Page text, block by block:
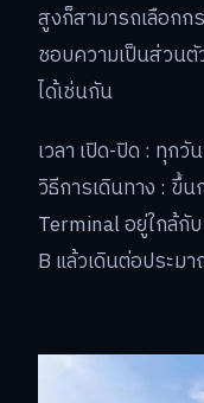
สูงก็สามารถเลือกก
ชอบความเป็นส่วน
ได้เช่นกัน
เวลา เปิด-ปิด : ทุก
วิธีการเดินทาง : ขึ้
Terminal อยู่ใกล้กั
B แล้วเดินต่อประม